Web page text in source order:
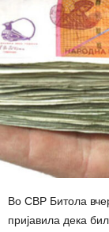
Во СВР Битола
пријавила дека